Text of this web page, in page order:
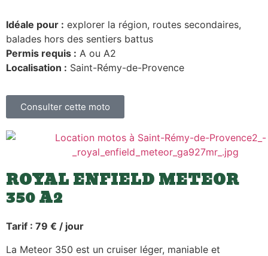
Idéale pour : explorer la région, routes secondaires,
balades hors des sentiers battus
Permis requis : A ou A2
Localisation : Saint-Rémy-de-Provence
Consulter cette moto
ROYAL ENFIELD METEOR
350 A2
Tarif : 79 € / jour
La Meteor 350 est un cruiser léger, maniable et